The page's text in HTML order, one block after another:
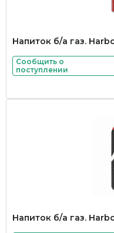
Напиток б/а газ.
Сообщить о
поступлении
Напиток б/а газ.